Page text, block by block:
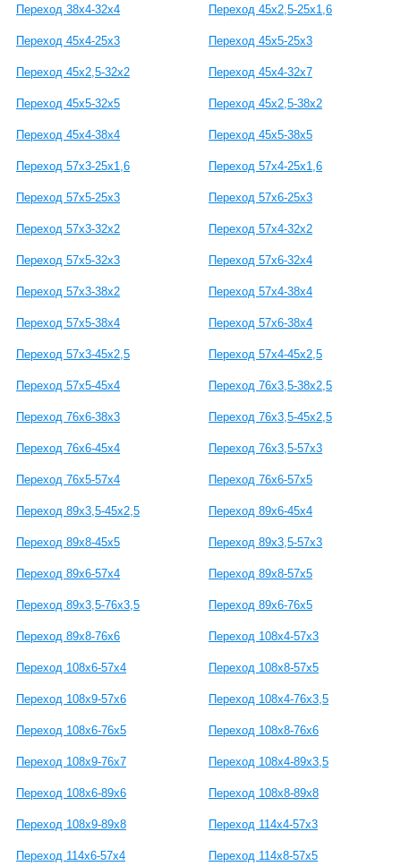
Переход 38х4-32х4 Переход 45х2,5-25х1,6
Переход 45х4-25х3 Переход 45х5-25х3
Переход 45х2,5-32х2 Переход 45х4-32х7
Переход 45х5-32х5 Переход 45х2,5-38х2
Переход 45х4-38х4 Переход 45х5-38х5
Переход 57х3-25х1,6 Переход 57х4-25х1,6
Переход 57х5-25х3 Переход 57х6-25х3
Переход 57х3-32х2 Переход 57х4-32х2
Переход 57х5-32х3 Переход 57х6-32х4
Переход 57х3-38х2 Переход 57х4-38х4
Переход 57х5-38х4 Переход 57х6-38х4
Переход 57х3-45х2,5 Переход 57х4-45х2,5
Переход 57х5-45х4 Переход 76х3,5-38х2,5
Переход 76х6-38х3 Переход 76х3,5-45х2,5
Переход 76х6-45х4 Переход 76х3,5-57х3
Переход 76х5-57х4 Переход 76х6-57х5
Переход 89х3,5-45х2,5 Переход 89х6-45х4
Переход 89х8-45х5 Переход 89х3,5-57х3
Переход 89х6-57х4 Переход 89х8-57х5
Переход 89х3,5-76х3,5 Переход 89х6-76х5
Переход 89х8-76х6 Переход 108х4-57х3
Переход 108х6-57х4 Переход 108х8-57х5
Переход 108х9-57х6 Переход 108х4-76х3,5
Переход 108х6-76х5 Переход 108х8-76х6
Переход 108х9-76х7 Переход 108х4-89х3,5
Переход 108х6-89х6 Переход 108х8-89х8
Переход 108х9-89х8 Переход 114х4-57х3
Переход 114х6-57х4 Переход 114х8-57х5